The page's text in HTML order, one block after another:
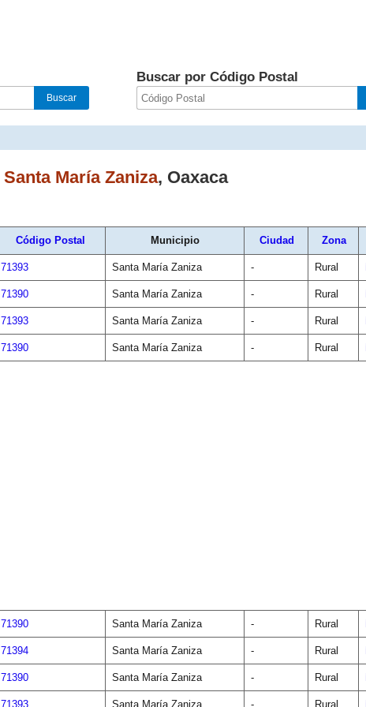
Buscar por Código Postal
Santa María Zaniza, Oaxaca
Código Postal Municipio Ciudad Zona
71393 Santa María Zaniza - Rural
71390 Santa María Zaniza - Rural
71393 Santa María Zaniza - Rural
71390 Santa María Zaniza - Rural
71390 Santa María Zaniza - Rural
71394 Santa María Zaniza - Rural
71390 Santa María Zaniza - Rural
71393 Santa María Zaniza - Rural